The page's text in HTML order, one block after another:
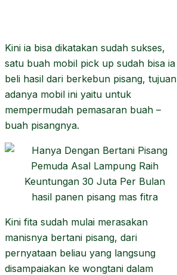
Kini ia bisa dikatakan sudah sukses,
satu buah mobil pick up sudah bisa ia
beli hasil dari berkebun pisang, tujuan
adanya mobil ini yaitu untuk
mempermudah pemasaran buah –
buah pisangnya.
hasil panen pisang mas fitra
Kini fita sudah mulai merasakan
manisnya bertani pisang, dari
pernyataan beliau yang langsung
disampaiakan ke wongtani dalam